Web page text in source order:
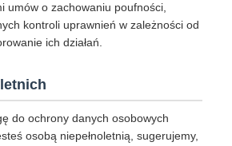
umów o zachowaniu poufności,
kontroli uprawnień w zależności od
ich działań.
do ochrony danych osobowych
osobą niepełnoletnią, sugerujemy,